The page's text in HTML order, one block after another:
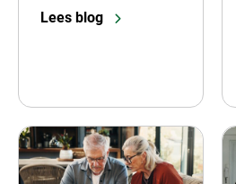
Lees blog